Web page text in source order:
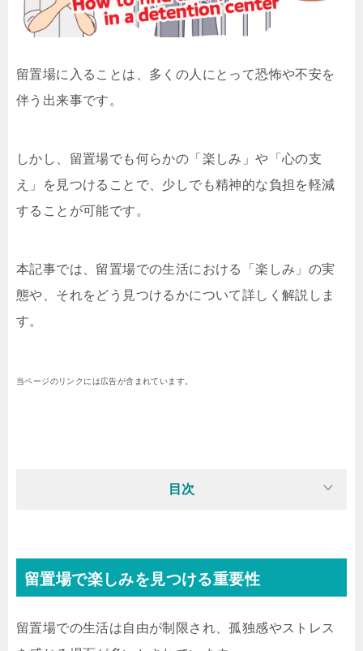
留置場に入ることは、多くの人にとって恐怖や不安を
伴う出来事です。
しかし、留置場でも何らかの「楽しみ」や「心の支
え」を見つけることで、少しでも精神的な負担を軽減
することが可能です。
本記事では、留置場での生活における「楽しみ」の実
態や、それをどう見つけるかについて詳しく解説しま
す。
当ページのリンクには広告が含まれています。
目次
留置場で楽しみを見つける重要性
留置場での生活は自由が制限され、孤独感やストレス